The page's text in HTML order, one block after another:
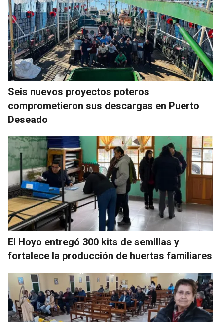
Seis nuevos proyectos poteros
comprometieron sus descargas en Puerto
Deseado
El Hoyo entregó 300 kits de semillas y
fortalece la producción de huertas familiares